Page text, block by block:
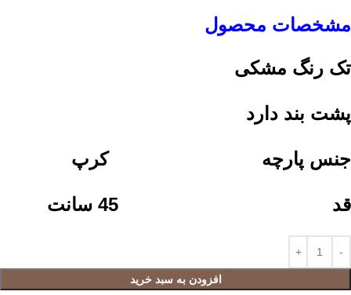
مشخصات محصول
تک رنگ مشکی
پشت بند دارد
جنس پارچه کرپ
قد 45 سانت
افزودن به سبد خرید